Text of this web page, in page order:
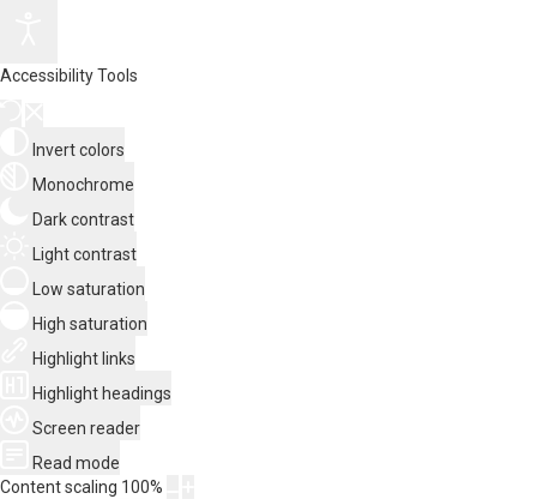
Accessibility Tools
Invert colors
Monochrome
Dark contrast
Light contrast
Low saturation
High saturation
Highlight links
Highlight headings
Screen reader
Read mode
Content scaling 100%